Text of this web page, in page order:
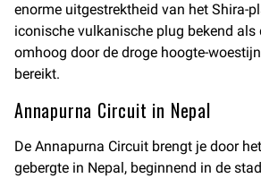
enorme uitgestrektheid van het Shira-
iconische vulkanische plug bekend als
omhoog door de droge hoogte-
bereikt.
Annapurna Circuit in Nepal
De Annapurna Circuit brengt je door
gebergte in Nepal, beginnend in de